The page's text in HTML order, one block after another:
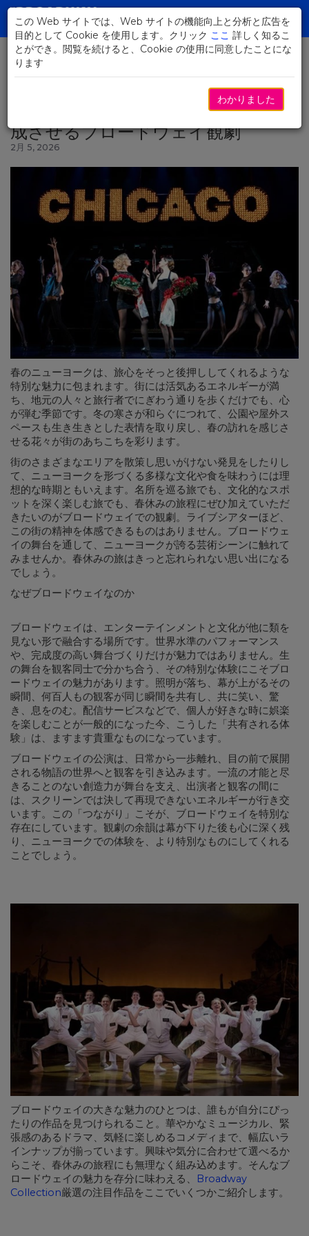
Skip
Main
Content
ニューヨークで春休みを――旅を完
成させるブロードウェイ観劇
2月 5, 2026
春のニューヨークは、旅心をそっと後押ししてくれるような
特別な魅力に包まれます。街には活気あるエネルギーが満
ち、地元の人々と旅行者でにぎわう通りを歩くだけでも、心
が弾む季節です。冬の寒さが和らぐにつれて、公園や屋外ス
ペースも生き生きとした表情を取り戻し、春の訪れを感じさ
せる花々が街のあちこちを彩ります。
街のさまざまなエリアを散策し思いがけない発見をしたりし
て、ニューヨークを形づくる多様な文化や食を味わうには理
想的な時期ともいえます。名所を巡る旅でも、文化的なスポ
ットを深く楽しむ旅でも、春休みの旅程にぜひ加えていただ
きたいのがブロードウェイでの観劇。ライブシアターほど、
この街の精神を体感できるものはありません。ブロードウェ
イの舞台を通して、ニューヨークが誇る芸術シーンに触れて
みませんか。春休みの旅はきっと忘れられない思い出になる
でしょう。
なぜブロードウェイなのか
ブロードウェイは、エンターテインメントと文化が他に類を
見ない形で融合する場所です。世界水準のパフォーマンス
や、完成度の高い舞台づくりだけが魅力ではありません。生
の舞台を観客同士で分かち合う、その特別な体験にこそブロ
ードウェイの魅力があります。照明が落ち、幕が上がるその
瞬間、何百人もの観客が同じ瞬間を共有し、共に笑い、驚
き、息をのむ。配信サービスなどで、個人が好きな時に娯楽
を楽しむことが一般的になった今、こうした「共有される体
験」は、ますます貴重なものになっています。
ブロードウェイの公演は、日常から一歩離れ、目の前で展開
される物語の世界へと観客を引き込みます。一流の才能と尽
きることのない創造力が舞台を支え、出演者と観客の間に
は、スクリーンでは決して再現できないエネルギーが行き交
います。この「つながり」こそが、ブロードウェイを特別な
存在にしています。観劇の余韻は幕が下りた後も心に深く残
り、ニューヨークでの体験を、より特別なものにしてくれる
ことでしょう。
ブロードウェイの大きな魅力のひとつは、誰もが自分にぴっ
たりの作品を見つけられること。華やかなミュージカル、緊
張感のあるドラマ、気軽に楽しめるコメディまで、幅広いラ
インナップが揃っています。興味や気分に合わせて選べるか
らこそ、春休みの旅程にも無理なく組み込めます。そんなブ
ロードウェイの魅力を存分に味わえる、
Broadway
Collection厳選の注目作品をここでいくつかご紹介します。
この Web サイトでは、Web サイトの機能向上と分析と広告を
目的として Cookie を使用します。クリック ここ 詳しく知るこ
とができ。閲覧を続けると、Cookie の使用に同意したことにな
ります
わかりました